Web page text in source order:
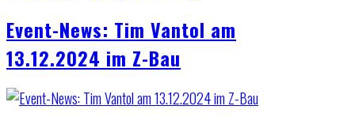
Event-News: Tim Vantol am
13.12.2024 im Z-Bau